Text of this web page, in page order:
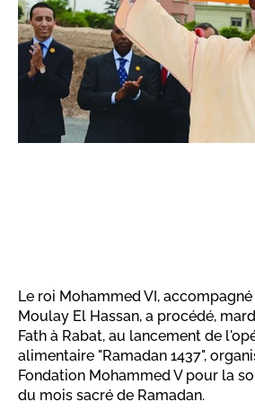
Le roi Mohammed VI,
Moulay El Hassan, a procédé,
Fath à Rabat, au lancement de
alimentaire "Ramadan 1437",
Fondation Mohammed V pour la
du mois sacré de Ramadan.